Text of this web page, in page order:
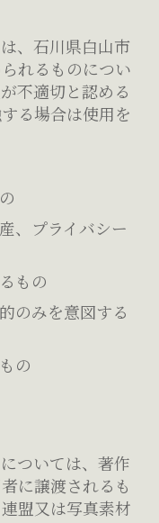
、石川県白山市
れるものについ
不適切と認める
る場合は使用を
、プライバシー
もの
のみを意図する
の
ついては、著作
に譲渡されるも
盟又は写真素材